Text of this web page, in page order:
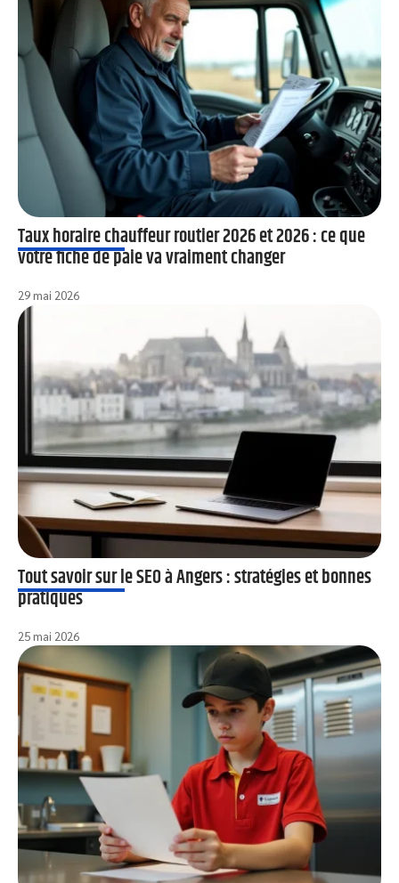
Taux horaire chauffeur routier 2026 et 2026 : ce que
votre fiche de paie va vraiment changer
29 mai 2026
Tout savoir sur le SEO à Angers : stratégies et bonnes
pratiques
25 mai 2026